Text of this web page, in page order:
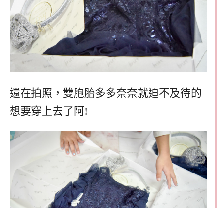
還在拍照，雙胞胎多多奈奈就迫不及待的
想要穿上去了阿!